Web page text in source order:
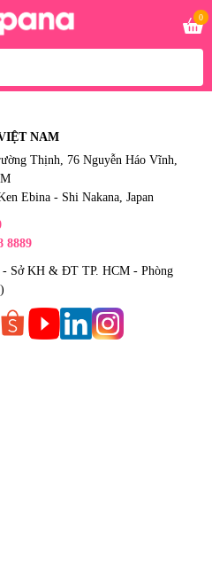
0
NAM
Thịnh, 76 Nguyễn Háo Vĩnh,
Ebina - Shi Nakana, Japan
8889
- Sở KH & ĐT TP. HCM - Phòng